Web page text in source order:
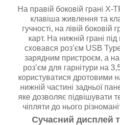
На правій боковій грані X-
клавіша живлення та
гучності, на лівій боковій
карт. На нижній грані
сховався роз’єм USB
зарядним пристроєм, а
роз’єм для гарнітури на
користуватися дротовими
нижній частині задньої
яке дозволяє підвішувати
чіпляти до нього
Сучасний дисплей